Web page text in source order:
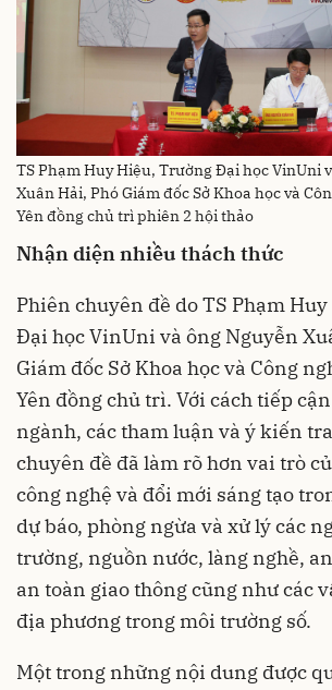
TS Phạm Huy Hiệu, Trường Đại học VinUni
Xuân Hải, Phó Giám đốc Sở Khoa học và
Yên đồng chủ trì phiên 2 hội thảo
Nhận diện nhiều thách thức
Phiên chuyên đề do TS Phạm
Đại học VinUni và ông Nguyễn
Giám đốc Sở Khoa học và Công
Yên đồng chủ trì. Với cách tiếp
ngành, các tham luận và ý kiến
chuyên đề đã làm rõ hơn vai trò
công nghệ và đổi mới sáng tạo
dự báo, phòng ngừa và xử lý các
trường, nguồn nước, làng nghề,
an toàn giao thông cũng như các
địa phương trong môi trường số.
Một trong những nội dung được